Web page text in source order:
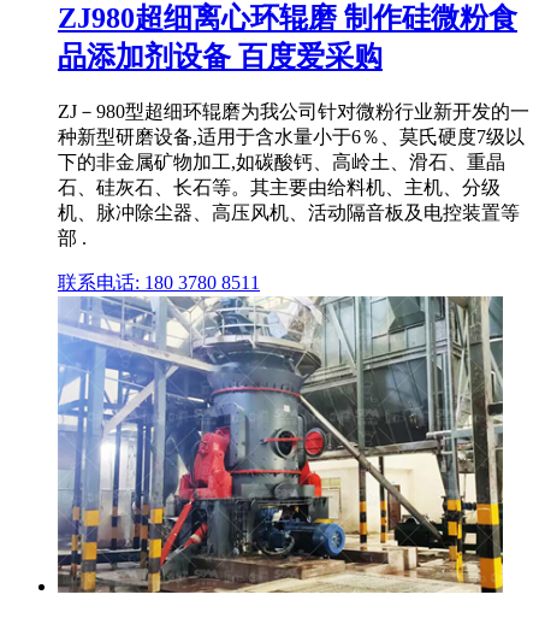
ZJ980超细离心环辊磨 制作硅微粉食
品添加剂设备 百度爱采购
ZJ－980型超细环辊磨为我公司针对微粉行业新开发的一
种新型研磨设备,适用于含水量小于6％、莫氏硬度7级以
下的非金属矿物加工,如碳酸钙、高岭土、滑石、重晶
石、硅灰石、长石等。其主要由给料机、主机、分级
机、脉冲除尘器、高压风机、活动隔音板及电控装置等
部 .
联系电话: 180 3780 8511